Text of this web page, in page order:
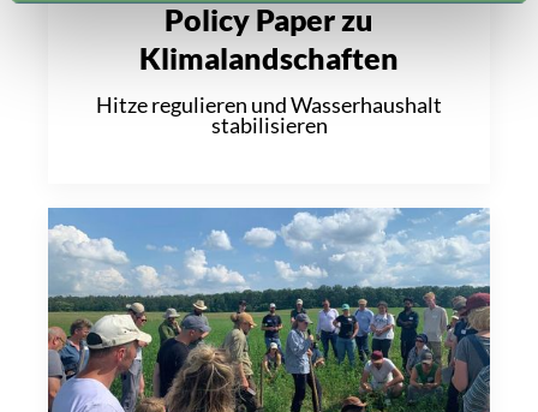
Policy Paper zu
Klimalandschaften
Hitze regulieren und Wasserhaushalt
stabilisieren